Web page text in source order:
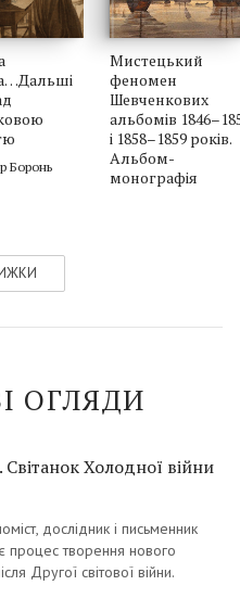
на
берегах
Боронь
Мистецький
феномен
Шевченкових
альбомів
і 1858–1859 років.
Альбом-
монографія
ОГЛЯДИ
Холодної війни
дослідник і письменник
процес творення нового
Другої світової війни.